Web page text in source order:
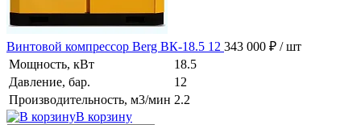
Винтовой компрессор Berg ВК-18.5 12 343 000 ₽ / шт
Мощность, кВт
18.5
Давление, бар.
12
Производительность, м3/мин 2.2
В корзину